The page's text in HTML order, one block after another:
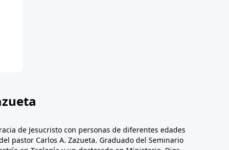
de Jesucristo con personas de diferentes edades
pastor Carlos A. Zazueta. Graduado del Seminario